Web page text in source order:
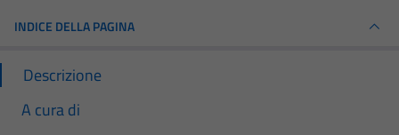
INDICE DELLA PAGINA
Descrizione
A cura di